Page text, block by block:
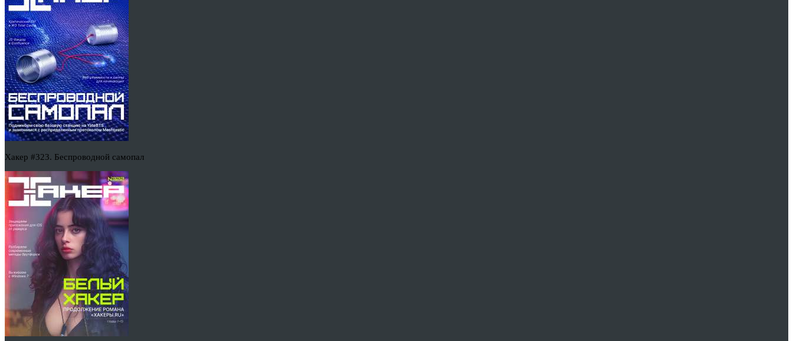
Хакер #323. Беспроводной самопал